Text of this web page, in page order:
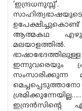
ആത്മകഥ
ഇന്നുവരെയും
സംസാരിക്കുന്ന
ഇന്ദ്രന്‍സിന്റെ